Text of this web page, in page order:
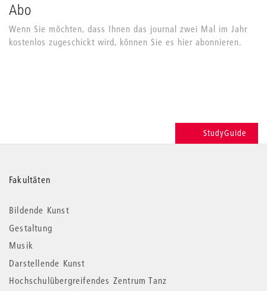
Abo
Wenn Sie möchten, dass Ihnen das journal zwei Mal im Jahr
kostenlos zugeschickt wird, können Sie es hier abonnieren.
StudyGuide
Weitere
Informationen
Fakultäten
Bildende Kunst
Gestaltung
Musik
Darstellende Kunst
Hochschulübergreifendes Zentrum Tanz